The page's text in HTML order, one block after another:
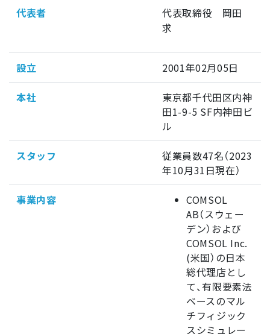
代表者
代表取締役 岡田
求
設立 2001年02月05日
本社
東京都千代田区内神
田1-9-5 SF内神田ビ
ル
スタッフ
従業員数47名（2023
年10月31日現在）
事業内容
COMSOL
AB（スウェー
デン）および
COMSOL Inc.
(米国）の日本
総代理店とし
て、有限要素法
ベースのマル
チフィジック
スシミュレー